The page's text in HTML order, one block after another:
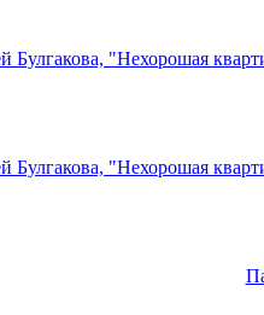
Булгакова, "Нехорошая
Булгакова, "Нехорошая